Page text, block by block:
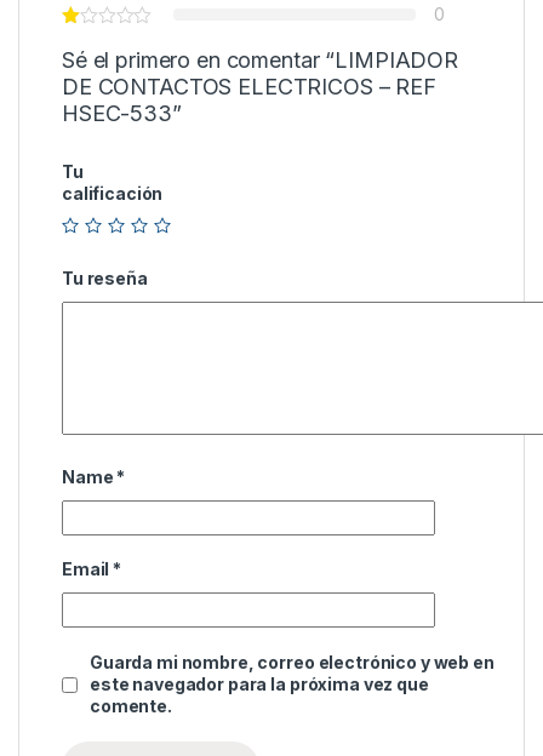
0
Sé el primero en comentar “LIMPIADOR
DE CONTACTOS ELECTRICOS – REF
HSEC-533”
Tu
calificación
Tu reseña
Name *
Email *
Guarda mi nombre, correo electrónico y web en
este navegador para la próxima vez que
comente.